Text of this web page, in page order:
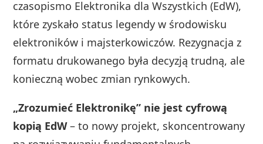
czasopismo Elektronika dla Wszystkich (EdW),
które zyskało status legendy w środowisku
elektroników i majsterkowiczów. Rezygnacja z
formatu drukowanego była decyzją trudną, ale
konieczną wobec zmian rynkowych.
„Zrozumieć Elektronikę” nie jest cyfrową
kopią EdW– to nowy projekt, skoncentrowany